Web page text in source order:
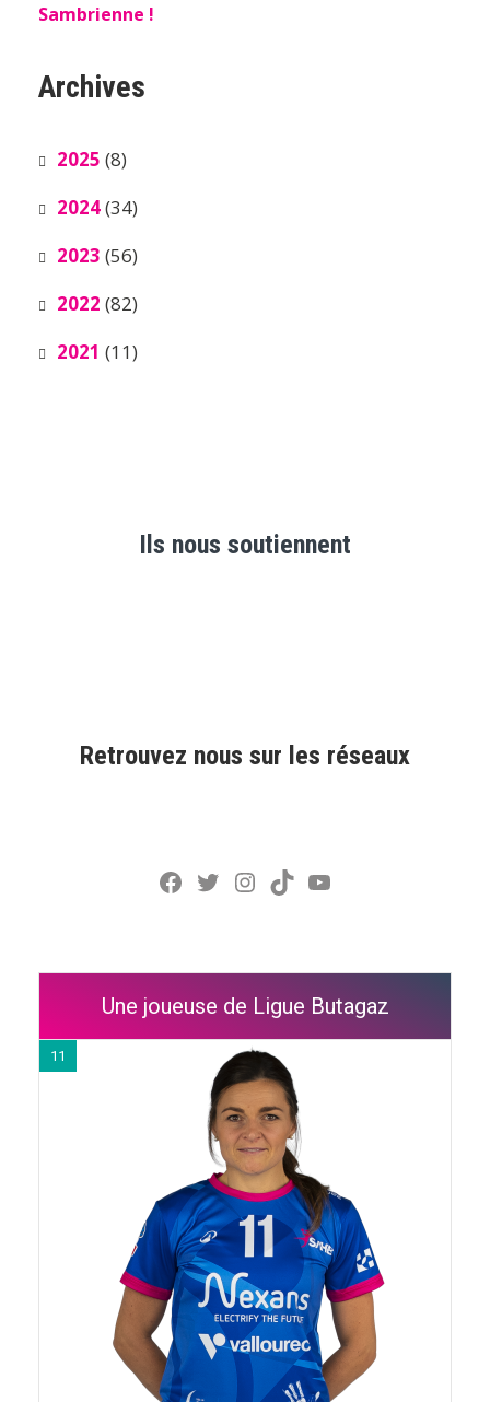
Sambrienne !
Archives
2025 (8)
2024(34)
2023 (56)
2022 (82)
2021 (11)
Ils nous soutiennent
Retrouvez nous sur les réseaux
Facebook
Twitter
Instagram
TikTokYouTube
Une joueuse de Ligue Butagaz
11